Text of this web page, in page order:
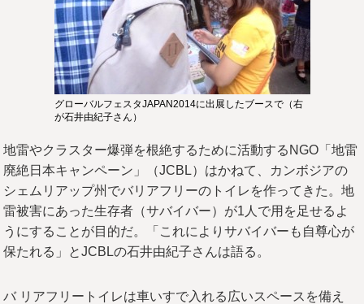
グローバルフェスタJAPAN2014に出展したブースで（右
が石井由紀子さん）
地雷やクラスター爆弾を根絶するために活動するNGO「地雷
廃絶日本キャンペーン」（JCBL）はかねて、カンボジアの
シェムリアップ州でバリアフリーのトイレを作ってきた。地
雷被害にあった生存者（サバイバー）が1人で用を足せるよ
うにすることが目的だ。「これによりサバイバーも自尊心が
保たれる」とJCBLの石井由紀子さんは語る。
バ リアフリートイレは車いすで入れる広いスペースを備え